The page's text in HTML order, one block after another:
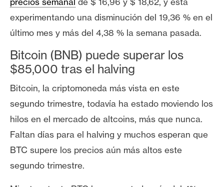
s
C
o
n
t
a
c
o
y
P
u
experimentando una disminución del 19,36 % en el
último mes y más del 4,38 % la semana pasada.
Bitcoin (BNB) puede superar los
$85,000 tras el halving
Bitcoin, la criptomoneda más vista en este
segundo trimestre, todavía ha estado moviendo los
hilos en el mercado de altcoins, más que nunca.
Faltan días para el halving y muchos esperan que
BTC supere los precios aún más altos este
segundo trimestre.